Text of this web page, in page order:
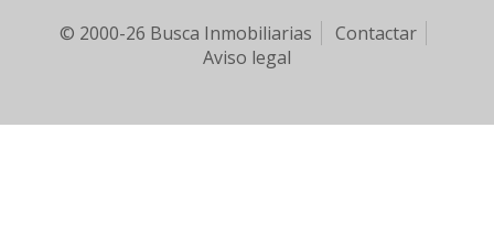
© 2000-26 Busca Inmobiliarias
Contactar
Aviso legal